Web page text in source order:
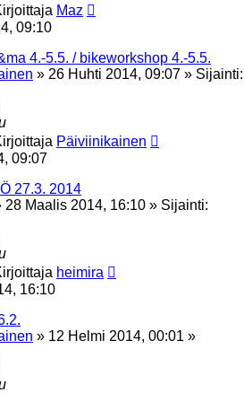
Maz
09:10
4.-5.5. / bikeworkshop 4.-5.5.
» 26 Huhti 2014, 09:07 » Sijainti:
Päiviinikainen
09:07
27.3. 2014
28 Maalis 2014, 16:10 » Sijainti:
heimira
16:10
» 12 Helmi 2014, 00:01 »